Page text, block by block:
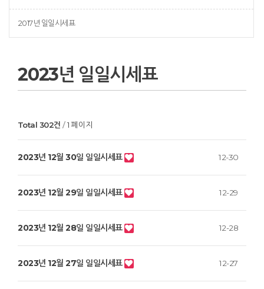
2017년 일일시세표
2023년 일일시세표
Total 302건 1 페이지
2023년 12월 30일 일일시세표 12-30
2023년 12월 29일 일일시세표 12-29
2023년 12월 28일 일일시세표 12-28
2023년 12월 27일 일일시세표 12-27